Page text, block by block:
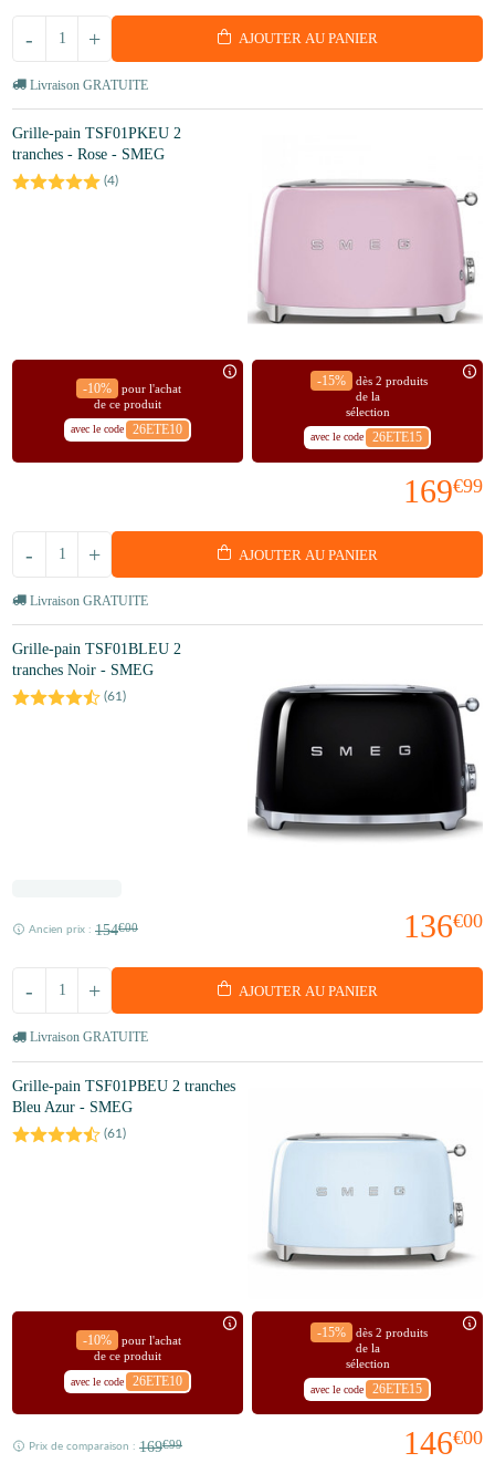
+
- AJOUTER AU PANIER
Livraison GRATUITE
Grille-pain TSF01PKEU 2
tranches - Rose - SMEG
(4)
-10%
pour l'achat
de ce produit
avec le code 26ETE10
-15%
dès 2 produits
de la
sélection
avec le code 26ETE15
169€99
+
- AJOUTER AU PANIER
Livraison GRATUITE
Grille-pain TSF01BLEU 2
tranches Noir - SMEG
(61)
136€00
Ancien prix : 154€00
+
- AJOUTER AU PANIER
Livraison GRATUITE
Grille-pain TSF01PBEU 2 tranches
Bleu Azur - SMEG
(61)
-10%
pour l'achat
de ce produit
avec le code 26ETE10
-15%
dès 2 produits
de la
sélection
avec le code 26ETE15
146€00
Prix de comparaison : 169€99